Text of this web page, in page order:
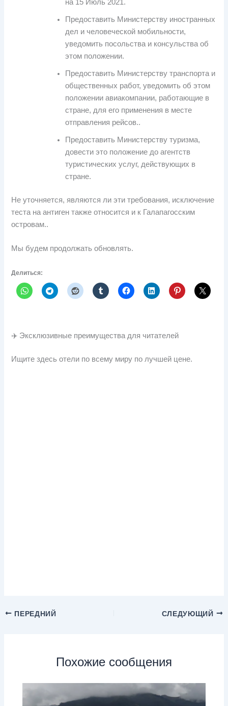
на 15 Июль 2021.
Предоставить Министерству иностранных
дел и человеческой мобильности,
уведомить посольства и консульства об
этом положении.
Предоставить Министерству транспорта и
общественных работ, уведомить об этом
положении авиакомпании, работающие в
стране, для его применения в месте
отправления рейсов..
Предоставить Министерству туризма,
довести это положение до агентств
туристических услуг, действующих в
стране.
Не уточняется, являются ли эти требования, исключение
теста на антиген также относится и к Галапагосским
островам..
Мы будем продолжать обновлять.
Делиться:
✈️ Эксклюзивные преимущества для читателей
Ищите здесь отели по всему миру по лучшей цене.
ПЕРЕДНИЙ СЛЕДУЮЩИЙ
Похожие сообщения